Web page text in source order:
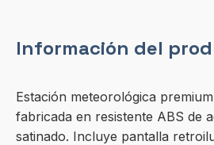
Información del
Estación meteorológica
fabricada en resistente ABS de
satinado. Incluye pantalla